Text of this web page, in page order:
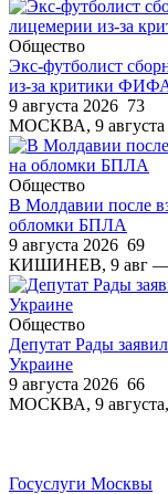
Общество
Экс-футболист
из-за критики
9 августа 2026 73
МОСКВА, 9
Общество
В Молдавии после
обломки БПЛА
9 августа 2026 69
КИШИНЕВ, 9 авг —
Общество
Депутат Рады
Украине
9 августа 2026 66
МОСКВА, 9
Госуслуги Москвы